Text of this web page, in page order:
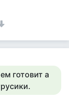
готовит а